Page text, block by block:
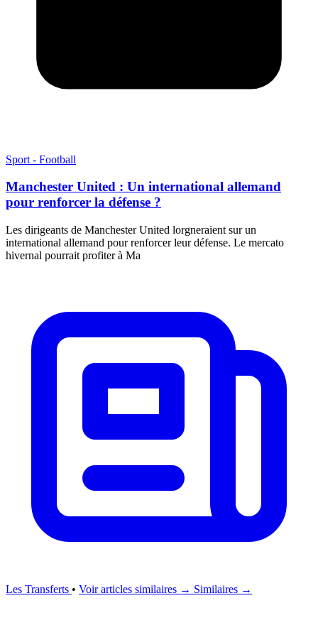
Sport - Football
Manchester United : Un international allemand
pour renforcer la défense ?
Les dirigeants de Manchester United lorgneraient sur un
international allemand pour renforcer leur défense. Le mercato
hivernal pourrait profiter à Ma
Les Transferts • Voir articles similaires → Similaires →